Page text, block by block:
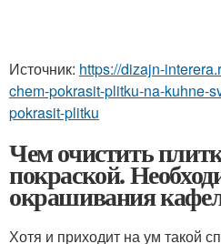
Источник: https://dizajn-
chem-pokrasit-plitku-na-kuhne-
pokrasit-plitku
Чем очистить
покраской.
окрашивания
Хотя и приходит на ум такой